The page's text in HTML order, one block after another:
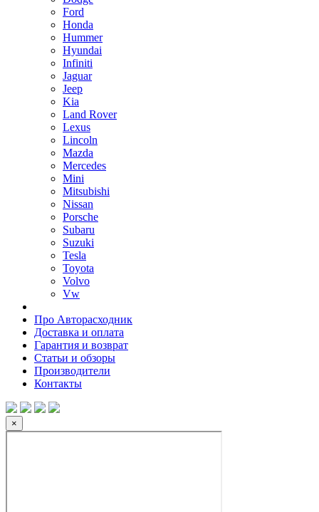
Ford
Honda
Hummer
Hyundai
Infiniti
Jaguar
Jeep
Kia
Land Rover
Lexus
Lincoln
Mazda
Mercedes
Mini
Mitsubishi
Nissan
Porsche
Subaru
Suzuki
Tesla
Toyota
Volvo
Vw
Про Авторасходник
Доставка и оплата
Гарантия и возврат
Статьи и обзоры
Производители
Контакты
×